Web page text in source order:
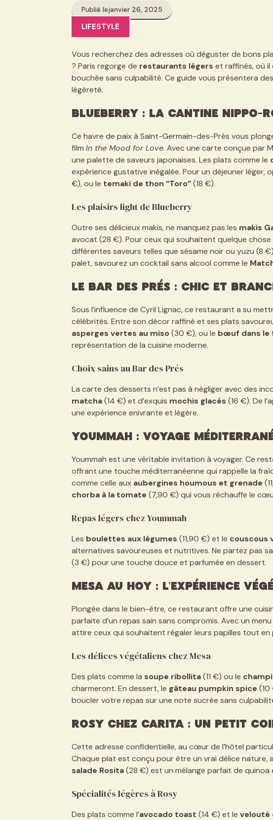
Publié lejanvier 26, 2025
LIFESTYLE
Vous recherchez des adresses où déguster de bons
? Paris regorge de restaurants légers et raffinés, où
bouchée sans culpabilité. Ce guide vous présentera
légèreté.
Blueberry : La cantine
Ce havre de paix à Saint-Germain-des-Prés vous
film In the Mood for Love. Avec une carte conçue par
une palette de saveurs japonaises. Les plats comme le
expérience gustative inégalée. Pour un déjeuner léger,
€), ou le temaki de thon “Toro”(18 €).
Les plaisirs light de Blueberry
Outre ses délicieux makis, ne manquez pas les makis
avocat (28 €). Pour ceux qui souhaitent quelque chose
différentes saveurs telles que sésame noir ou yuzu (8
palet, savourez un cocktail sans alcool comme le
Le Bar des Prés : Chic et
Sous l’influence de Cyril Lignac, ce restaurant a su
célébrités. Entre son décor raffiné et ses plats
asperges vertes au miso(30 €), ou le bœuf dans le
représentation de la cuisine moderne.
Choix sains au Bar des Prés
La carte des desserts n’est pas à négliger avec des
matcha(14 €) et d’exquis mochis glacés (16 €). De
une expérience enivrante et légère.
Yoummah : Voyage
Yoummah est une véritable invitation à voyager. Ce
offrant une touche méditerranéenne qui rappelle la
comme celle aux aubergines houmous et grenade
chorba à la tomate (7,90 €) qui vous réchauffe le
Repas légers chez Yoummah
Les boulettes aux légumes (11,90 €) et le couscous
alternatives savoureuses et nutritives. Ne partez pas
(3 €) pour une touche douce et parfumée en dessert.
Mesa au Hoy : L’expérience
Plongée dans le bien-être, ce restaurant offre une
parfaite d’un repas sain sans compromis. Avec un
attire ceux qui souhaitent régaler leurs papilles tout en
Les délices végétaliens chez Mesa
Des plats comme la soupe ribollita(11 €) ou le
charmeront. En dessert, le gâteau pumpkin spice
boucler votre repas sur une note sucrée sans
Rosy chez Carita : Un petit
Cette adresse confidentielle, au cœur de l’hôtel
Chaque plat est conçu pour être un vrai délice nature,
salade Rosita(28 €) est un mélange parfait de quinoa
Spécialités légères à Rosy
Des plats comme l’avocado toast (14 €) et le velouté